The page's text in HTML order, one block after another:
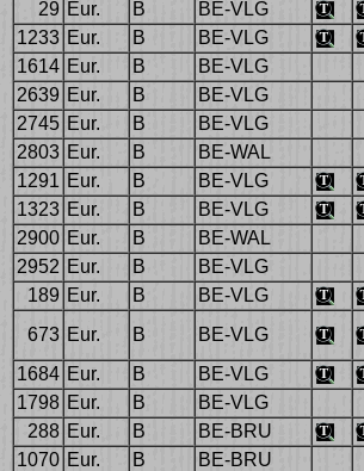
29 Eur. B BE-VLG
1233 Eur. B BE-VLG
1614 Eur. B BE-VLG
2639 Eur. B BE-VLG
2745 Eur. B BE-VLG
2803 Eur. B BE-WAL
1291 Eur. B BE-VLG
1323 Eur. B BE-VLG
2900 Eur. B BE-WAL
2952 Eur. B BE-VLG
189 Eur. B BE-VLG
673 Eur. B BE-VLG
1684 Eur. B BE-VLG
1798 Eur. B BE-VLG
288 Eur. B BE-BRU
1070 Eur. B BE-BRU